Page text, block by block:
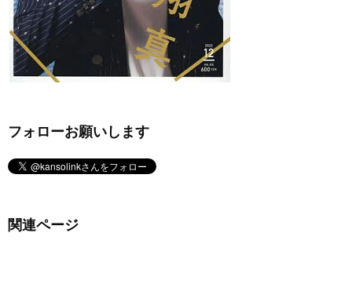
フォローお願いします
関連ページ